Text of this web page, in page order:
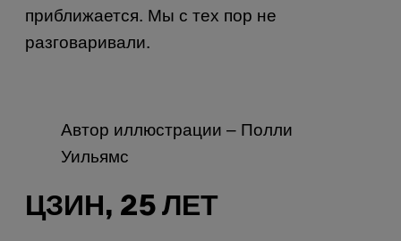
приближается. Мы с тех пор не
разговаривали.
Автор иллюстрации – Полли
Уильямс
ЦЗИН, 25 ЛЕТ